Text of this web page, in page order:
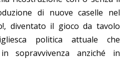
di nuove caselle nel
diventato il gioco da tavolo
politica attuale che
sopravvivenza anziché in